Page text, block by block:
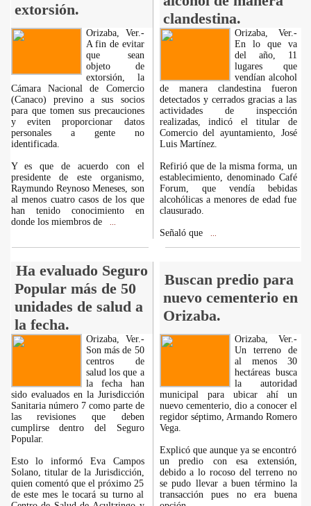
extorsión.
clandestina.
Orizaba, Ver.-
A fin de evitar
que sean
objeto de
extorsión, la
Cámara Nacional de Comercio
(Canaco) previno a sus socios
para que tomen sus precauciones
y eviten proporcionar datos
personales a gente no
identificada.
Y es que de acuerdo con el
presidente de este organismo,
Raymundo Reynoso Meneses, son
al menos cuatro casos de los que
han tenido conocimiento en
donde los miembros de
Orizaba, Ver.-
En lo que va
del año, 11
lugares que
vendían alcohol
de manera clandestina fueron
detectados y cerrados gracias a las
actividades de inspección
realizadas, indicó el titular de
Comercio del ayuntamiento, José
Luis Martínez.
Refirió que de la misma forma, un
establecimiento, denominado Café
Forum, que vendía bebidas
alcohólicas a menores de edad fue
clausurado.
Señaló que
Ha evaluado Seguro
Popular más de 50
unidades de salud a
la fecha.
Buscan predio para
nuevo cementerio en
Orizaba.
Orizaba, Ver.-
Son más de 50
centros de
salud los que a
la fecha han
sido evaluados en la Jurisdicción
Sanitaria número 7 como parte de
las revisiones que deben
cumplirse dentro del Seguro
Popular.
Esto lo informó Eva Campos
Solano, titular de la Jurisdicción,
quien comentó que el próximo 25
de este mes le tocará su turno al
Orizaba, Ver.-
Un terreno de
al menos 30
hectáreas busca
la autoridad
municipal para ubicar ahí un
nuevo cementerio, dio a conocer el
regidor séptimo, Armando Romero
Vega.
Explicó que aunque ya se encontró
un predio con esa extensión,
debido a lo rocoso del terreno no
se pudo llevar a buen término la
transacción pues no era buena